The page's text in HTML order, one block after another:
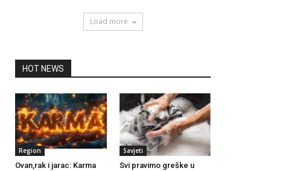
Load more
HOT NEWS
Region
Ovan,rak i jarac: Karma
Savjeti
Svi pravimo greške u